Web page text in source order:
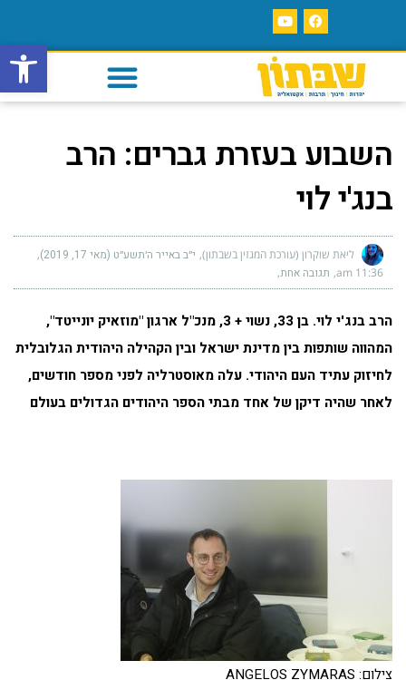
פתח
השבוע בעזרת גברים: הרב
בנג'י לוי
ליאת שוקרון (עורכת המגזין בשבתון) י״ב באייר ה׳תשע״ט (מאי 17, 2019)
11:36 am תגובה אחת
הרב בנג'י לוי. בן 33, נשוי + 3, מנכ"ל ארגון "מוזאיק יונייטד",
המהווה שותפות בין מדינת ישראל ובין הקהילה היהודית הגלובלית
לחיזוק עתיד העם היהודי. עלה מאוסטרליה לפני מספר חודשים,
לאחר שהיה דיקן של אחד מבתי הספר היהודים הגדולים בעולם
צילום: ANGELOS ZYMARAS